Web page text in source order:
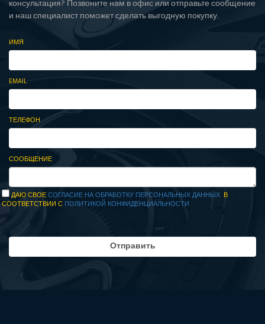
консультация? Позвоните нам в офис или отправьте сообщение
и наш специалист поможет сделать выгодную покупку.
ИМЯ
EMAIL
ТЕЛЕФОН
СООБЩЕНИЕ
ДАЮ СВОЕСОГЛАСИЕ НА ОБРАБОТКУ ПЕРСОНАЛЬНЫХ ДАННЫХ В
СООТВЕТСТВИИ С ПОЛИТИКОЙ КОНФИДЕНЦИАЛЬНОСТИ